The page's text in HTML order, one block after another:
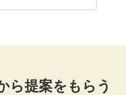
ら提案をもらう